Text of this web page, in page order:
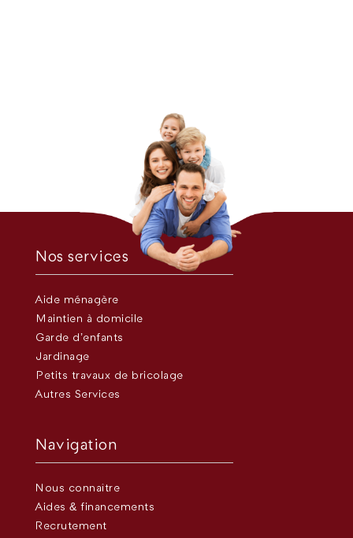
Nos services
Aide ménagère
Maintien à domicile
Garde d’enfants
Jardinage
Petits travaux de bricolage
Autres Services
Navigation
Nous connaître
Aides & financements
Recrutement